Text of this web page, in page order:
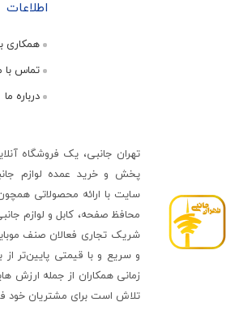
همکاری با ما
تماس با ما
تهران جانبی، یک فروشگاه آنلاین عمده
پخش و خرید عمده لوازم جانبی
سایت با ارائه محصولاتی همچون شارژر،
محافظ صفحه، کابل و لوازم جانبی
شریک تجاری فعالان صنف موبایل است.
و سریع و با قیمتی پایین‌تر از بازار
زمانی همکاران از جمله ارزش هایی ست
تلاش است برای مشتریان خود فراهم کند.